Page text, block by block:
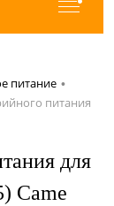
питание •
питания
для
Came